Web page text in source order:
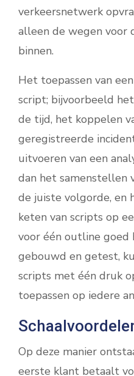
verkeersnetwerk
alleen de wegen voor
binnen.
Het toepassen van
script; bijvoorbeeld het
de tijd, het koppelen
geregistreerde
uitvoeren van een
dan het samenstellen
de juiste volgorde, en
keten van scripts op
voor één outline goed
gebouwd en getest,
scripts met één druk
toepassen op iedere
Op deze manier
eerste klant betaalt